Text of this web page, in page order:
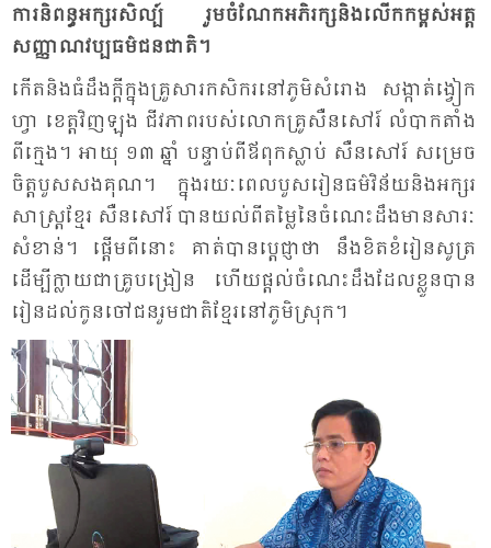
ការ​និពន្ធ​អក្សរ​សិល្ប៍ រួម​ចំ​ណែក​អភិ​រក្ស​និង​លើក​កម្ពស់​អត្ត​
សញ្ញាណ​វប្ប​ធម៌​ជន​ជាតិ។
កើត​និង​ធំ​ដឹង​ក្ដី​ក្នុង​គ្រួ​សារ​កសិករ​នៅ​ភូមិ​សំ​រោង សង្កាត់​ង្វៀក​
ហ្វា ខេត្ត​វិញ​ឡុង ជីវ​ភាព​របស់​លោក​គ្រូ​សឺន​សៅរ៍ លំ​បាក​តាំង​
ពី​ក្មេង។ អា​យុ​ ១៣ ឆ្នាំ បន្ទាប់​ពី​ឪ​ពុក​ស្លាប់ សឺន​សៅរ៍ សម្រេច​
ចិត្ត​បួស​សង​គុណ។ ក្នុង​រយៈ​ពេល​បួស​រៀន​ធម៌​វិន័យ​និង​អក្សរ​
សាស្រ្ត​ខ្មែរ សឺន​សៅរ៍ បាន​យល់​ពី​តម្លៃ​នៃ​ចំ​ណេះ​ដឹង​មាន​សារៈ​
សំ​ខាន់។ ផ្ដើម​ពី​នោះ គាត់​បាន​ប្ដេជ្ញា​ថា​ នឹង​ខិត​ខំ​រៀន​សូត្រ​
ដើម្បី​ក្លាយ​ជា​គ្រូ​បង្រៀន ហើយ​ផ្ដល់​ចំ​ណេះ​ដឹង​ដែល​ខ្លួន​បាន​
រៀន​ដល់​កូន​ចៅ​ជន​រួម​ជាតិ​ខ្មែរ​នៅ​ភូមិ​ស្រុក។